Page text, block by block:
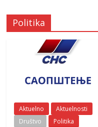
Politika
Aktuelno
Aktuelnosti
Društvo
Politika